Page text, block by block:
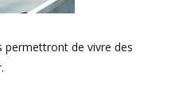
permettront de vivre des